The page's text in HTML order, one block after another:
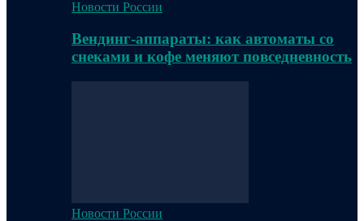
Новости России
Вендинг-аппараты: как автоматы со
снеками и кофе меняют повседневность
Новости России